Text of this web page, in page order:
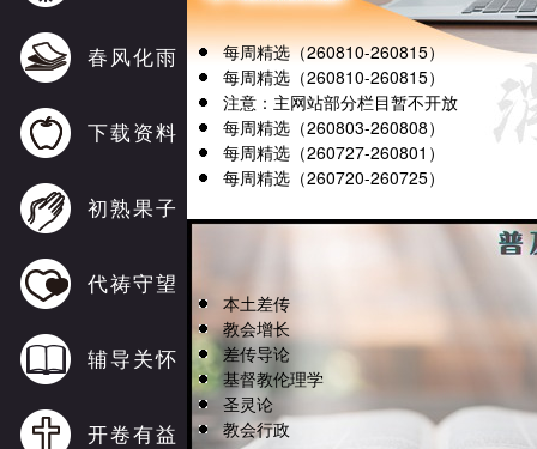
春风化雨
下载资料
初熟果子
代祷守望
辅导关怀
开卷有益
每周精选（260810-260815）
每周精选（260810-260815）
注意：主网站部分栏目暂不开放
每周精选（260803-260808）
每周精选（260727-260801）
每周精选（260720-260725）
本土差传
教会增长
差传导论
基督教伦理学
圣灵论
教会行政